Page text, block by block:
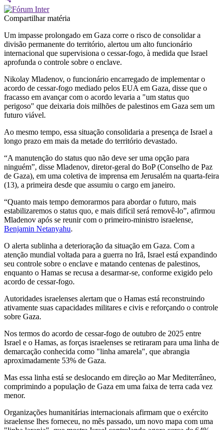
Compartilhar matéria
Um impasse prolongado em Gaza corre o risco de consolidar a
divisão permanente do território, alertou um alto funcionário
internacional que supervisiona o cessar-fogo, à medida que Israel
aprofunda o controle sobre o enclave.
Nikolay Mladenov, o funcionário encarregado de implementar o
acordo de cessar-fogo mediado pelos EUA em Gaza, disse que o
fracasso em avançar com o acordo levaria a "um status quo
perigoso" que deixaria dois milhões de palestinos em Gaza sem um
futuro viável.
Ao mesmo tempo, essa situação consolidaria a presença de Israel a
longo prazo em mais da metade do território devastado.
“A manutenção do status quo não deve ser uma opção para
ninguém”, disse Mladenov, diretor-geral do BoP (Conselho de Paz
de Gaza), em uma coletiva de imprensa em Jerusalém na quarta-feira
(13), a primeira desde que assumiu o cargo em janeiro.
“Quanto mais tempo demorarmos para abordar o futuro, mais
estabilizaremos o status quo, e mais difícil será removê-lo”, afirmou
Mladenov após se reunir com o primeiro-ministro israelense,
Benjamin Netanyahu.
O alerta sublinha a deterioração da situação em Gaza. Com a
atenção mundial voltada para a guerra no Irã, Israel está expandindo
seu controle sobre o enclave e matando centenas de palestinos,
enquanto o Hamas se recusa a desarmar-se, conforme exigido pelo
acordo de cessar-fogo.
Autoridades israelenses alertam que o Hamas está reconstruindo
ativamente suas capacidades militares e civis e reforçando o controle
sobre Gaza.
Nos termos do acordo de cessar-fogo de outubro de 2025 entre
Israel e o Hamas, as forças israelenses se retiraram para uma linha de
demarcação conhecida como "linha amarela", que abrangia
aproximadamente 53% de Gaza.
Mas essa linha está se deslocando em direção ao Mar Mediterrâneo,
comprimindo a população de Gaza em uma faixa de terra cada vez
menor.
Organizações humanitárias internacionais afirmam que o exército
israelense lhes forneceu, no mês passado, um novo mapa com uma